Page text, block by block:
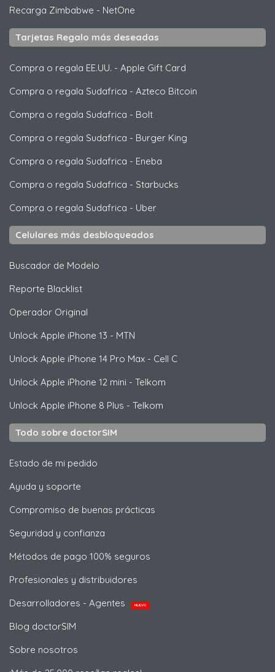
Recarga Zimbabwe - NetOne
Tarjetas Regalo más deseadas
Compra o regala EE.UU. - Apple Gift Card
Compra o regala Sudafrica - Azteco Bitcoin
Compra o regala Sudafrica - Bolt
Compra o regala Sudafrica - Burger King
Compra o regala Sudafrica - Eneba
Compra o regala Sudafrica - Starbucks
Compra o regala Sudafrica - Uber
Celulares más desbloqueados
Buscador de Modelo
Reporte Blacklist
Operador Original
Unlock Apple iPhone 13 - MTN
Unlock Apple iPhone 14 Pro Max - Cell C
Unlock Apple iPhone 12 mini - Telkom
Unlock Apple iPhone 8 Plus - Telkom
Todo sobre doctorSIM
Estado de mi pedido
Ayuda y soporte
Compromiso de buenas prácticas
Seguridad y confianza
Métodos de pago 100% seguros
Profesionales y distribuidores
Desarrolladores - Agentes
NUEVO
Blog doctorSIM
Sobre nosotros